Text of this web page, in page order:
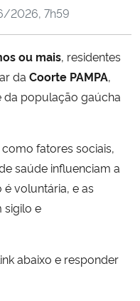
Comunicações
2026, 7h59
ou mais, residentes
da Coorte PAMPA,
população gaúcha
fatores sociais,
saúde influenciam a
voluntária, e as
sigilo e
abaixo e responder